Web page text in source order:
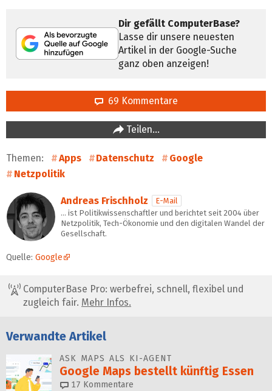
Dir gefällt ComputerBase?
Lasse dir unsere neuesten
Artikel in der Google-Suche
ganz oben anzeigen!
69 Kommentare
Teilen…
Themen: Apps Datenschutz
Google
Netzpolitik
Andreas Frischholz
E-Mail
… ist Politikwissenschaftler und berichtet seit 2004 über
Netzpolitik, Tech-Ökonomie und den digitalen Wandel der
Gesellschaft.
Quelle: Google
ComputerBase Pro: werbefrei, schnell, flexibel und
zugleich fair. Mehr Infos.
Verwandte Artikel
ASK MAPS ALS KI-AGENT
Google Maps bestellt künftig Essen
17 Kommentare